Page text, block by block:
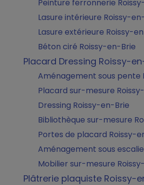
Peinture ferronnerie
Lasure intérieure Roissy-
Lasure extérieure Roissy-
Béton ciré Roissy-en-Brie
Placard Dressing Roissy-
Aménagement sous pente
Placard sur-mesure
Dressing Roissy-en-Brie
Bibliothèque sur-mesure
Portes de placard Roissy-
Aménagement sous
Mobilier sur-mesure
Plâtrerie plaquiste Roissy-